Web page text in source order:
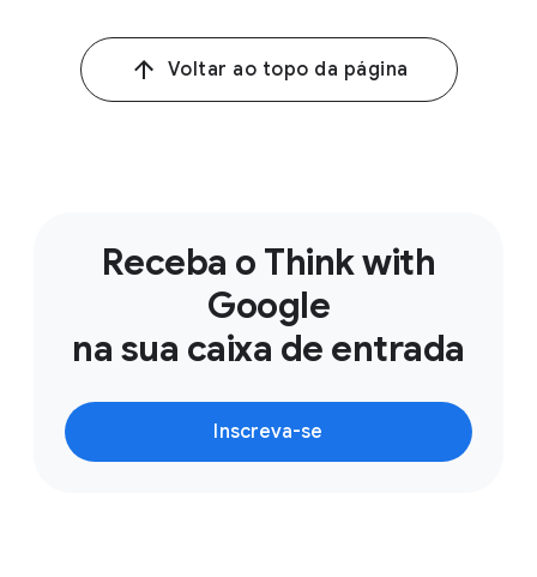
Voltar ao topo da página
Receba o Think with
Google
na sua caixa de entrada
Inscreva-se